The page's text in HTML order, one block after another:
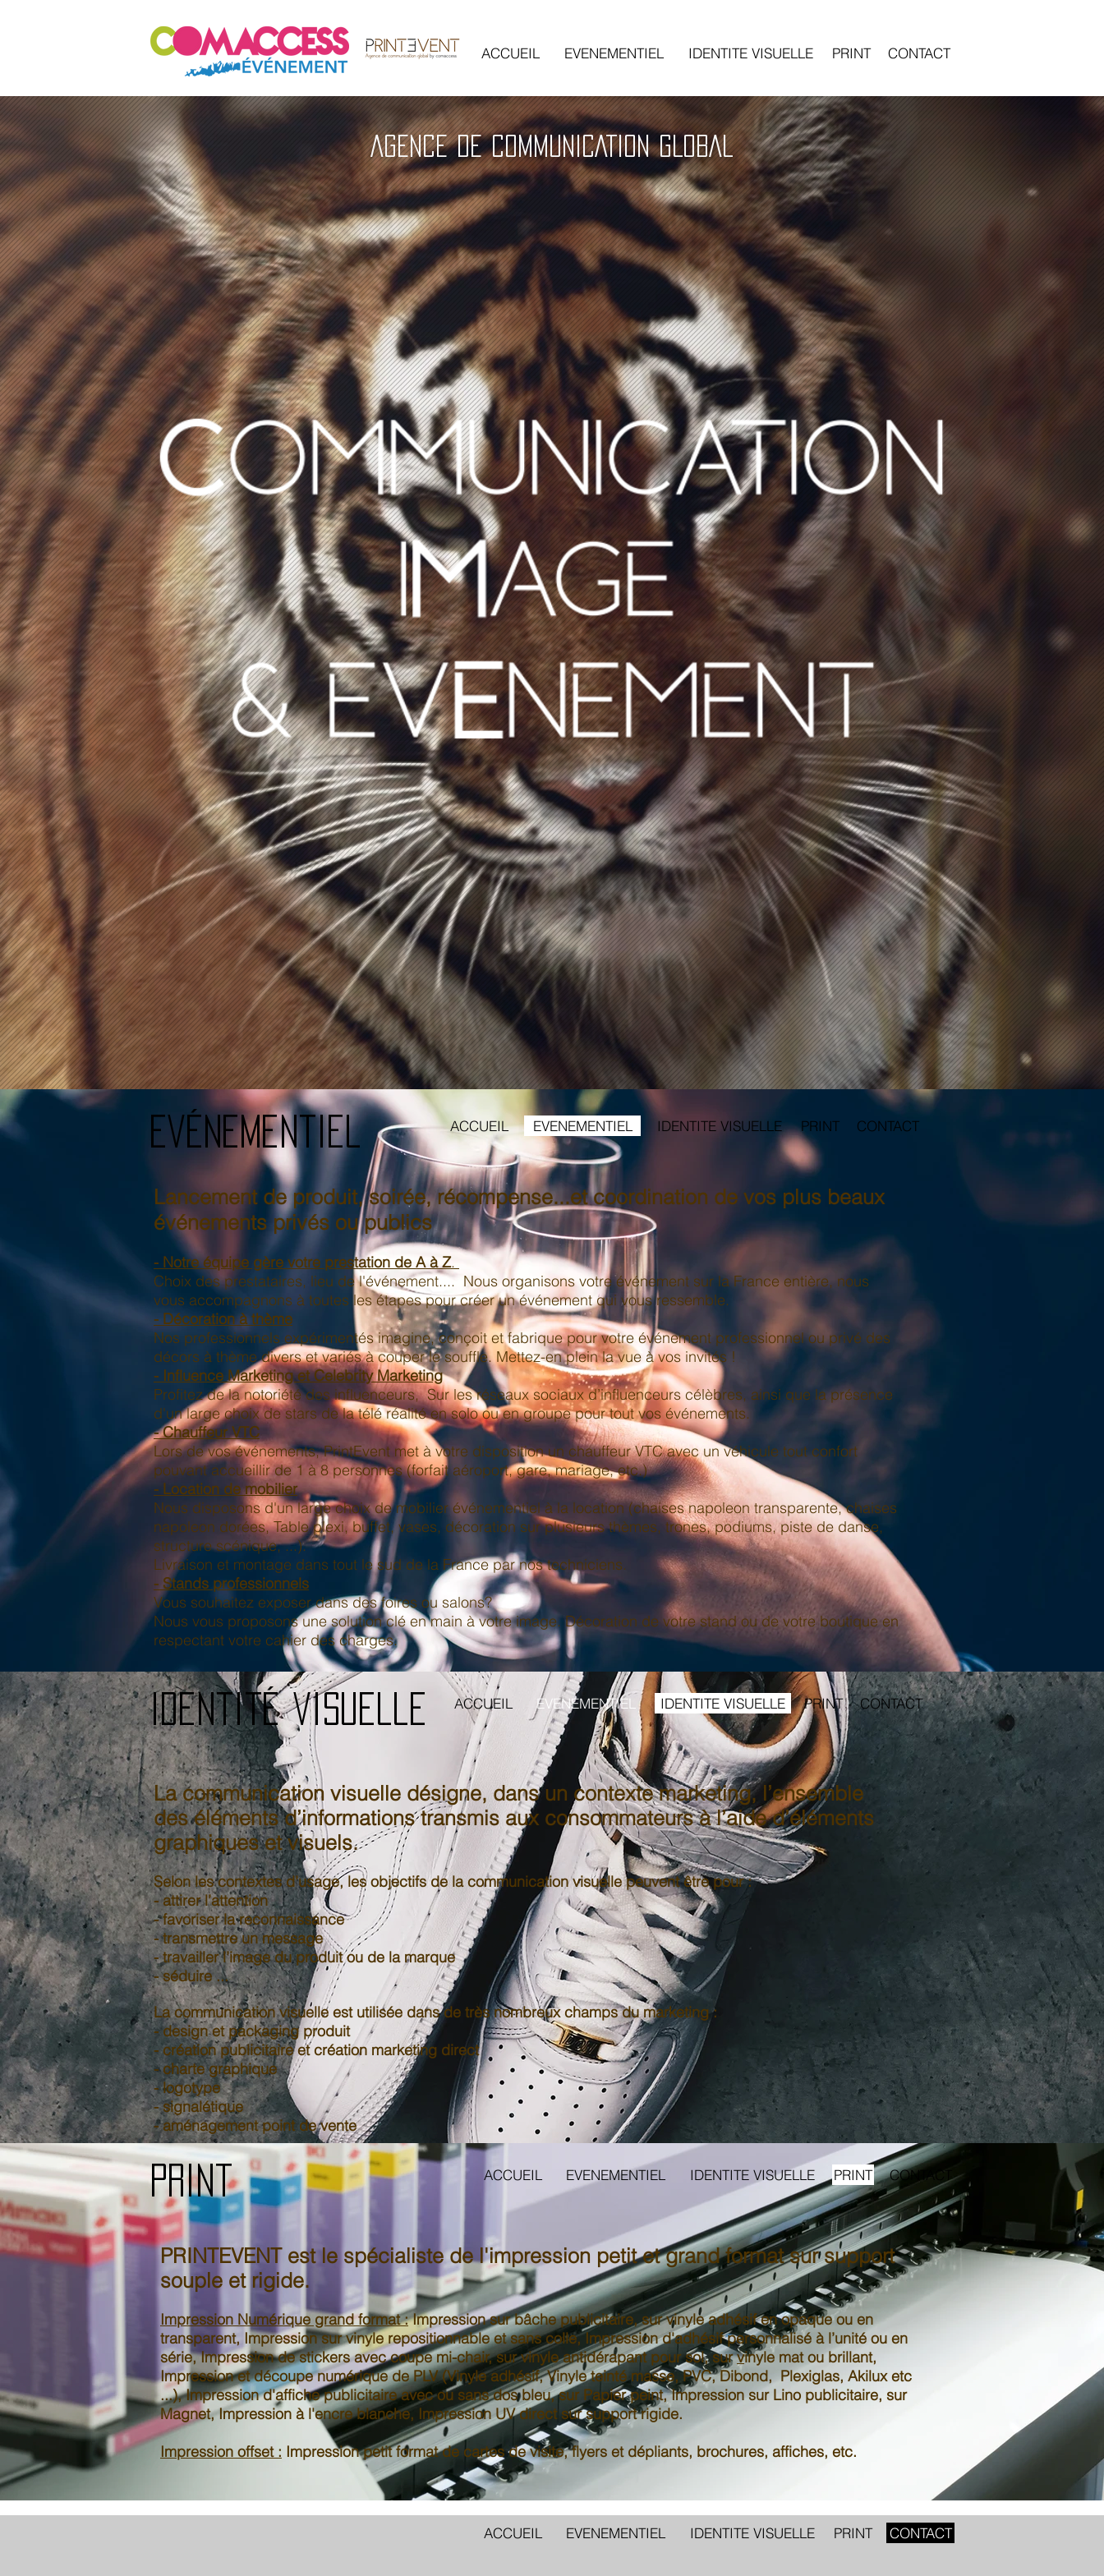
ACCUEIL EVENEMENTIEL IDENTITE VISUELLE PRINT CONTACT
AGENCE DE COMMUNICATION GLOBAL
Evénementiel ACCUEIL EVENEMENTIEL IDENTITE VISUELLE PRINT CONTACT
Lancement de produit, soirée, récompense...et coordination de vos plus beaux
événements privés ou publics
- Notre équipe gère votre prestation de A à Z.
Choix des prestataires, lieu de l'événement.... Nous organisons votre événement sur la France entière, nous
vous accompagnons à toutes les étapes pour créer un événement qui vous ressemble.
- Décoration à thème
Nos professionnels expérimentés imagine, conçoit et fabrique pour votre événement professionnel ou privé des
décors à thème divers et variés à couper le souffle. Mettez-en plein la vue à vos invités !
- Influence Marketing et Celebrity Marketing
Profitez de la notoriété des influenceurs, Sur les réseaux sociaux d’influenceurs célèbres, ainsi que la présence
d'un large choix de stars de la télé réalité en solo ou en groupe pour tout vos événements.
- Chauffeur VTC
Lors de vos événements, PrintEvent met à votre disposition un chauffeur VTC avec un véhicule tout confort
pouvant accueillir de 1 à 8 personnes (forfait aéroport, gare, mariage, etc.)
- Location de mobilier
Nous disposons d'un large choix de mobilier événementiel à la location (chaises napoleon transparente, chaises
napoleon dorées, Table plexi, buffet, vases, décoration sur plusieurs thèmes, trones, podiums, piste de danse,
structure scénique, ...).
Livraison et montage dans tout le sud de la France par nos techniciens.
- Stands professionnels
Vous souhaitez exposer dans des foires ou salons?
Nous vous proposons une solution clé en main à votre image. Décoration de votre stand ou de votre boutique en
respectant votre cahier des charges.
Identité visuelle ACCUEIL EVENEMENTIEL IDENTITE VISUELLE PRINT CONTACT
La communication visuelle désigne, dans un contexte marketing, l’ensemble
des éléments d’informations transmis aux consommateurs à l’aide d’éléments
graphiques et visuels.​
Selon les contextes d’usage, les objectifs de la communication visuelle peuvent être pour :
- attirer l’attention
- favoriser la reconnaissance
- transmettre un message
- travailler l’image du produit ou de la marque
- séduire ...
La communication visuelle est utilisée dans de très nombreux champs du marketing :
- design et packaging produit
- création publicitaire et création marketing direct
- charte graphique
- logotype
- signalétique
- aménagement point de vente
Print ACCUEIL EVENEMENTIEL IDENTITE VISUELLE PRINT CONTACT
PRINTEVENT est le spécialiste de l'impression petit et grand format sur support
souple et rigide.
Impression Numérique grand format :Impression surbâche publicitaire, survinyle adhésifen opaque ou en
transparent, Impression survinyle repositionnableet sans colle, Impression d'adhésif personnalisé à l’unité ou en
série, Impression destickersavec coupe mi-chair, survinyle antidérapant pour sol, survinyle mat ou brillant,
Impression et découpe numérique dePLV(Vinyle adhésif,Vinyle teinté masse,PVC,Dibond,Plexiglas, Akiluxetc
...), Impressiond'affiche publicitaireavec ou sans dos bleu, sur Papier peint, Impression sur Lino publicitaire, sur
Magnet, Impression à l'encre blanche, Impression UV direct sursupport rigide.
Impression offset : Impression petit format de cartes de visite, flyers et dépliants, brochures, affiches, etc.
ACCUEIL EVENEMENTIEL IDENTITE VISUELLE PRINT CONTACT